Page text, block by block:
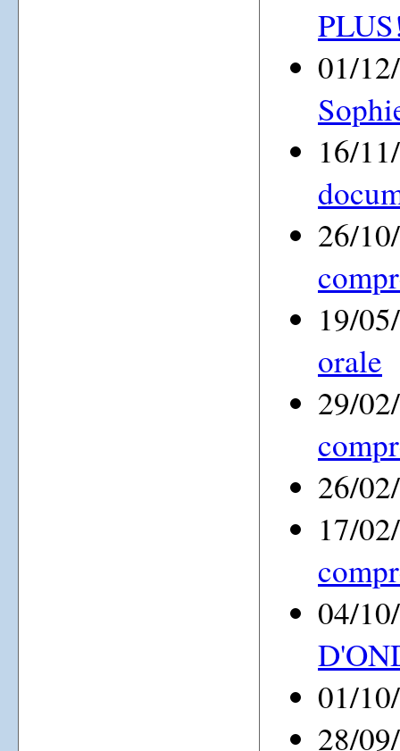
01/
16/
26/
19/
orale
29/
26/
17/
04/
01/
28/